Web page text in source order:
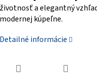
životnosť a elegantný
modernej kúpeľne.
Detailné informácie